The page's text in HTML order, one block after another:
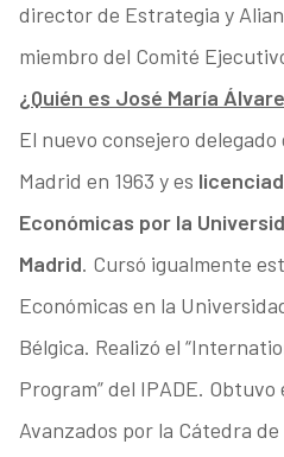
director de Estrategia y
miembro del Comité
¿Quién es José María
El nuevo consejero
Madrid en 1963 y es
Económicas por la
Madrid. Cursó igualmente
Económicas en la
Bélgica. Realizó el
Program” del IPADE.
Avanzados por la Cátedra